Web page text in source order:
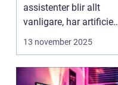
assistenter blir allt
vanligare, har artificiell
intelligens ...
13 november 2025